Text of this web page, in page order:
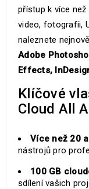
přístup k více
video, fotografii,
naleznete
Adobe
Effects,
Klíčové
Cloud All
Více než 20
nástrojů pro
100 GB
sdílení vašich